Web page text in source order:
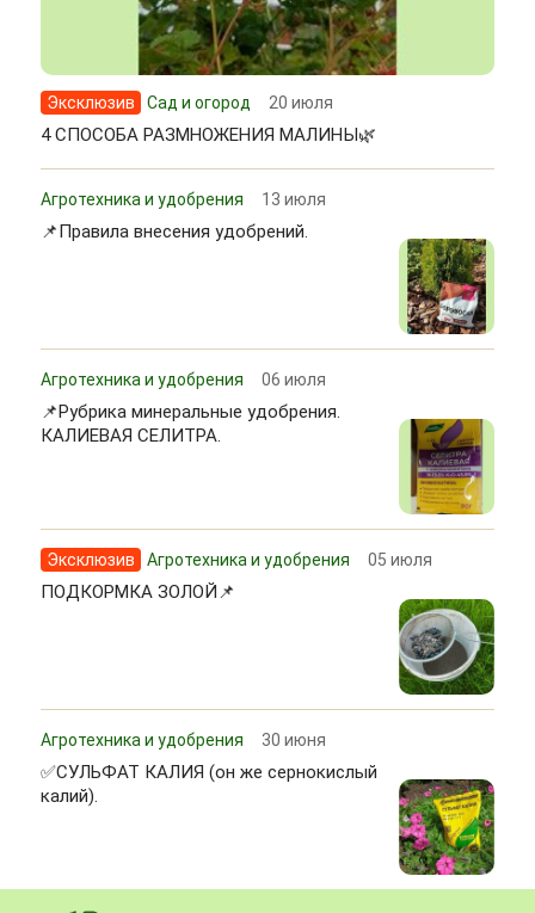
Эксклюзив Сад и огород 20 июля
4 СПОСОБА РАЗМНОЖЕНИЯ МАЛИНЫ🌿
Агротехника и удобрения 13 июля
📌Правила внесения удобрений.
Агротехника и удобрения 06 июля
📌Рубрика минеральные удобрения.
КАЛИЕВАЯ СЕЛИТРА.
Эксклюзив Агротехника и удобрения 05 июля
ПОДКОРМКА ЗОЛОЙ📌
Агротехника и удобрения 30 июня
✅СУЛЬФАТ КАЛИЯ (он же сернокислый
калий).